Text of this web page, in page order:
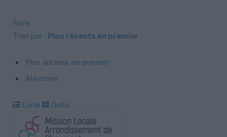
Filtre
Trier par : Plus récents en premier
Plus anciens en premier
Aléatoire
Liste Grille